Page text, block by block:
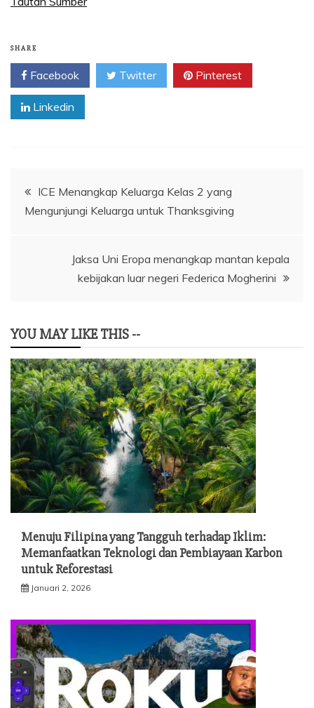
SHARE
Facebook Twitter Pinterest
Linkedin
Navigasi
pos
ICE Menangkap Keluarga Kelas 2 yang
Mengunjungi Keluarga untuk Thanksgiving
Jaksa Uni Eropa menangkap mantan kepala
kebijakan luar negeri Federica Mogherini
YOU MAY LIKE THIS --
Menuju Filipina yang Tangguh terhadap Iklim:
Memanfaatkan Teknologi dan Pembiayaan Karbon
untuk Reforestasi
Januari 2, 2026